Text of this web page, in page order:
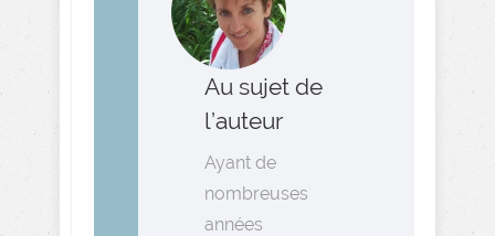
Au sujet de
l’auteur
Ayant de
nombreuses
années